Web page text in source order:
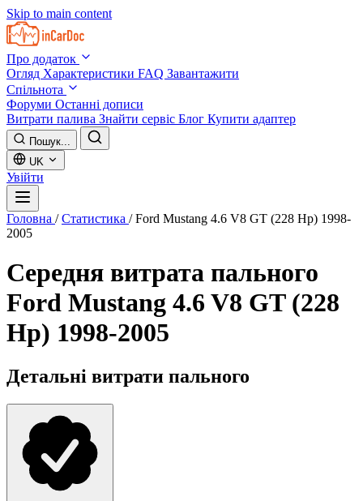
Skip to main content
Про додаток
Огляд Характеристики FAQ Завантажити
Спільнота
Форуми Останні дописи
Витрати палива Знайти сервіс Блог Купити адаптер
Пошук...
UK
Увійти
Головна / Статистика / Ford Mustang 4.6 V8 GT (228 Hp) 1998-
2005
Середня витрата пального
Ford Mustang 4.6 V8 GT (228
Hp) 1998-2005
Детальні витрати пального